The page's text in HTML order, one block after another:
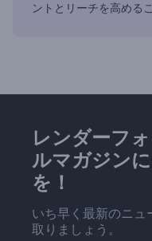
ントとリーチを高める
レンダーフ
ルマガジン
を！
いち早く最新のニュ
取りましょう。